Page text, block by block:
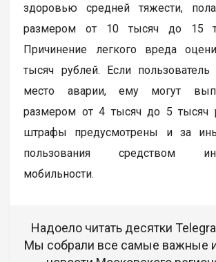
здоровью средней тяжести,
размером от 10 тысяч до 15
Причинение легкого вреда
тысяч рублей. Если
место аварии, ему могут
размером от 4 тысяч до 5 тысяч
штрафы предусмотрены и за
пользования средством
мобильности.
Надоело читать десятки
Мы собрали все самые важные